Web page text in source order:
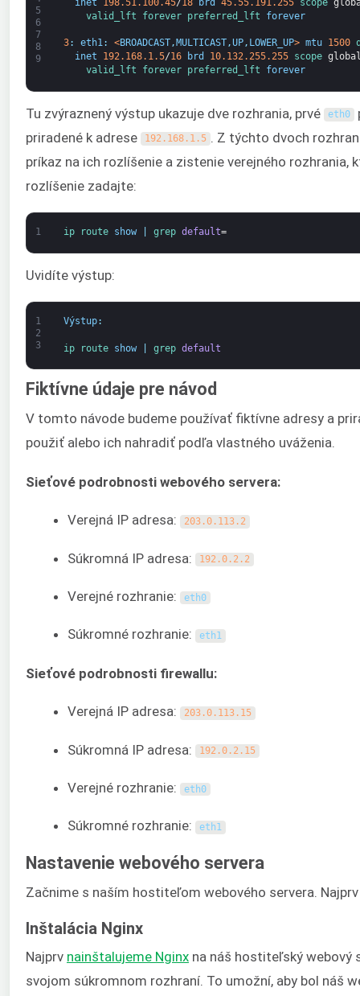
5
6
7
8
9
inet
198.51.100.45/18 brd 45.55.191.255 scope
valid_lft
forever preferred_lft forever
3: eth1: <BROADCAST, MULTICAST,UP, LOWER_UP> mtu 1500
inet
192.168.1.5/16 brd 10.132.255.255 scope
valid_lft
forever preferred_lft forever
Tu zvýraznený výstup ukazuje dve rozhrania, prvé eth0
priradené k adrese
192.168.1.5 . Z týchto dvoch
príkaz na ich rozlíšenie a zistenie verejného rozhrania,
rozlíšenie zadajte:
1 ip route show grep default=
Uvidíte výstup:
1
2
3
Výstup:
ip route show grep default
Fiktívne údaje pre návod
V tomto návode budeme používať fiktívne adresy a
použiť alebo ich nahradiť podľa vlastného uváženia.
Sieťové podrobnosti webového servera:
Verejná IP adresa: 203.0.113.2
Súkromná IP adresa: 192.0.2.2
Verejné rozhranie: eth0
Súkromné rozhranie: eth1
Sieťové podrobnosti firewallu:
Verejná IP adresa: 203.0.113.15
Súkromná IP adresa: 192.0.2.15
Verejné rozhranie: eth0
Súkromné rozhranie: eth1
Nastavenie webového servera
Začnime s naším hostiteľom webového servera.
Inštalácia Nginx
Najprv nainštalujeme Nginx na náš hostiteľský webový
svojom súkromnom rozhraní. To umožní, aby bol náš